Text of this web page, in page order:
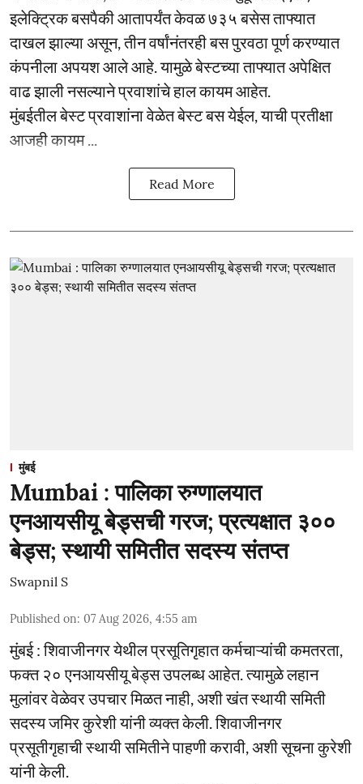
इलेक्ट्रिक बसपैकी आतापर्यंत केवळ ७३५ बसेस ताफ्यात
दाखल झाल्या असून, तीन वर्षांनंतरही बस पुरवठा पूर्ण करण्यात
कंपनीला अपयश आले आहे. यामुळे बेस्टच्या ताफ्यात अपेक्षित
वाढ झाली नसल्याने प्रवाशांचे हाल कायम आहेत.
मुंबईतील बेस्ट प्रवाशांना वेळेत बेस्ट बस येईल, याची प्रतीक्षा
आजही कायम ...
Read More
मुंबई
Mumbai : पालिका रुग्णालयात
एनआयसीयू बेड्सची गरज; प्रत्यक्षात ३००
बेड्स; स्थायी समितीत सदस्य संतप्त
Swapnil S
Published on: 07 Aug 2026, 4:55 am
मुंबई : शिवाजीनगर येथील प्रसूतिगृहात कर्मचाऱ्यांची कमतरता,
फक्त २० एनआयसीयू बेड्स उपलब्ध आहेत. त्यामुळे लहान
मुलांवर वेळेवर उपचार मिळत नाही, अशी खंत स्थायी समिती
सदस्य जमिर कुरेशी यांनी व्यक्त केली. शिवाजीनगर
प्रसूतीगृहाची स्थायी समितीने पाहणी करावी, अशी सूचना कुरेशी
यांनी केली.